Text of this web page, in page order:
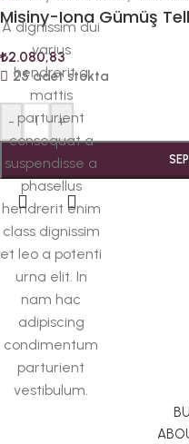
A dignissim dui
varius
hendrerit a
mattis
parturient
consequat a
suspendisse a
phasellus
hendrerit enim
class dignissim
et leo a potenti
urna elit. In
nam hac
adipiscing
condimentum
parturient
vestibulum.
Misiny-Iona Gümüş
₺2.080,83
25 adet stokta
- +